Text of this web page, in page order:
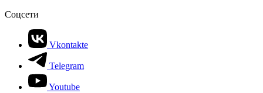
Соцсети
Vkontakte
Telegram
Youtube